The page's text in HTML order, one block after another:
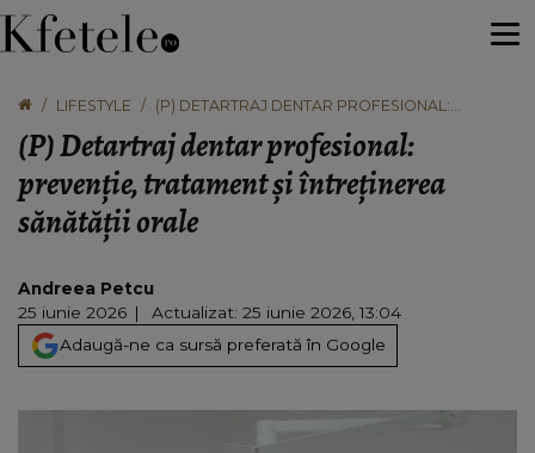
LIFESTYLE
(P) DETARTRAJ DENTAR PROFESIONAL:
SĂNĂTĂȚII ORALE
(P) Detartraj dentar profesional:
prevenție, tratament și întreținerea
sănătății orale
Andreea Petcu
25 iunie 2026
Actualizat: 25 iunie 2026, 13:04
Adaugă-ne ca sursă preferată în Google